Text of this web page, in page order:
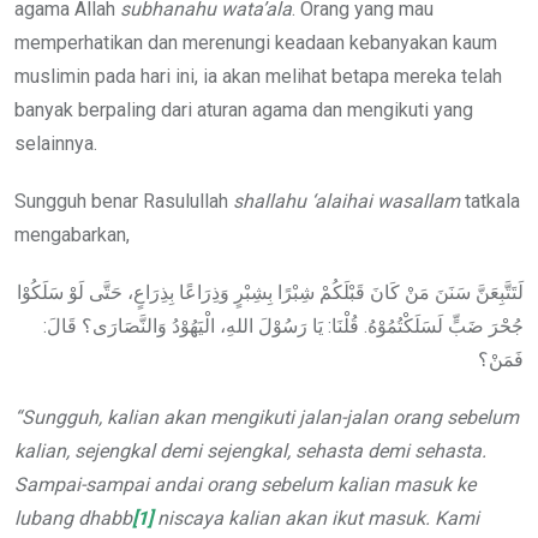
agama Allah subhanahu wata’ala . Orang yang mau
memperhatikan dan merenungi keadaan kebanyakan kaum
muslimin pada hari ini, ia akan melihat betapa mereka telah
banyak berpaling dari aturan agama dan mengikuti yang
selainnya.
Sungguh benar Rasulullah shallahu ‘alaihai wasallamtatkala
mengabarkan,
لَتَتَّبِعَنَّ سَنَنَ مَنْ كَانَ قَبْلَكُمْ شِبْرًا بِشِبْرٍ وَذِرَاعًا بِذِرَاعٍ، حَتَّى لَوْ سَلَكُوْا
جُحْرَ ضَبٍّ لَسَلَكْتُمُوْهُ. قُلْنَا: يَا رَسُوْلَ اللهِ، الْيَهُوْدُ وَالنَّصَارَى؟ قَالَ:
فَمَنْ؟
“Sungguh, kalian akan mengikuti jalan-jalan orang sebelum
kalian, sejengkal demi sejengkal, sehasta demi sehasta.
Sampai-sampai andai orang sebelum kalian masuk ke
lubang dhabb[1]niscaya kalian akan ikut masuk. Kami